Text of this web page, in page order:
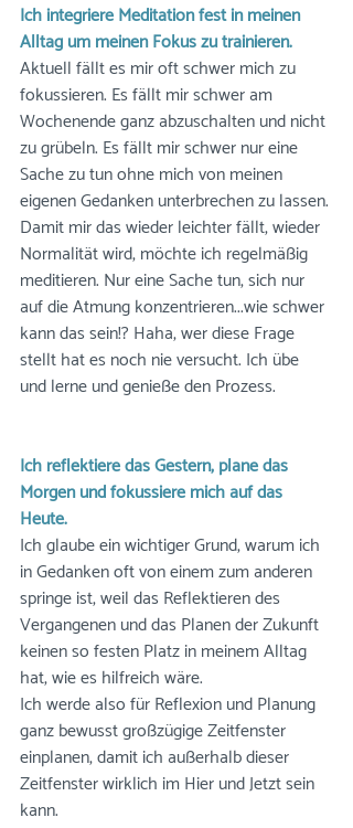
Ich integriere Meditation fest in meinen
Alltag um meinen Fokus zu trainieren.
Aktuell fällt es mir oft schwer mich zu
fokussieren. Es fällt mir schwer am
Wochenende ganz abzuschalten und nicht
zu grübeln. Es fällt mir schwer nur eine
Sache zu tun ohne mich von meinen
eigenen Gedanken unterbrechen zu lassen.
Damit mir das wieder leichter fällt, wieder
Normalität wird, möchte ich regelmäßig
meditieren. Nur eine Sache tun, sich nur
auf die Atmung konzentrieren...wie schwer
kann das sein!? Haha, wer diese Frage
stellt hat es noch nie versucht. Ich übe
und lerne und genieße den Prozess.
Ich reflektiere das Gestern, plane das
Morgen und fokussiere mich auf das
Heute.
Ich glaube ein wichtiger Grund, warum ich
in Gedanken oft von einem zum anderen
springe ist, weil das Reflektieren des
Vergangenen und das Planen der Zukunft
keinen so festen Platz in meinem Alltag
hat, wie es hilfreich wäre.
Ich werde also für Reflexion und Planung
ganz bewusst großzügige Zeitfenster
einplanen, damit ich außerhalb dieser
Zeitfenster wirklich im Hier und Jetzt sein
kann.